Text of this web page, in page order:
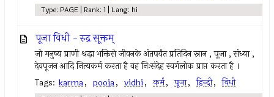
Type: PAGE | Rank: 1 | Lang: hi
पूजा विधी - रुद्र सूक्तम्
जो मनुष्य प्राणी श्रद्धा भक्तिसे जीवनके अंतपर्यंत प्रतिदिन स्नान , पूजा , संध्या ,
देवपूजन आदि नित्यकर्म करता है वह निःसंदेह स्वर्गलोक प्राप्त करता है ।
Tags: karma, pooja, vidhi, कर्म, पूजा, हिन्दी, विधी